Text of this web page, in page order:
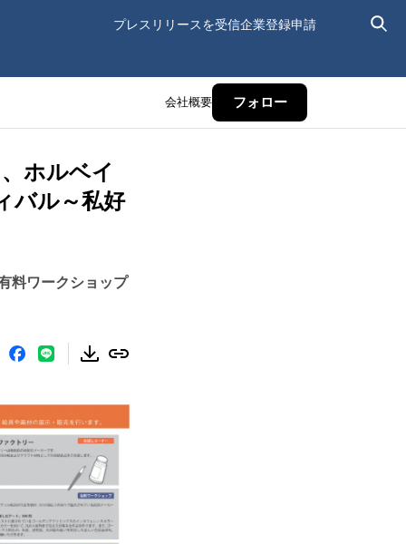
プレスリリースを受信企業登録申請
会社概要 フォロー
ホルベイ
バル～私好
料ワークショップ